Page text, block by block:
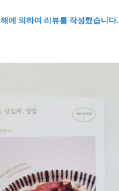
에 의하여 리뷰를 작성했습니다.